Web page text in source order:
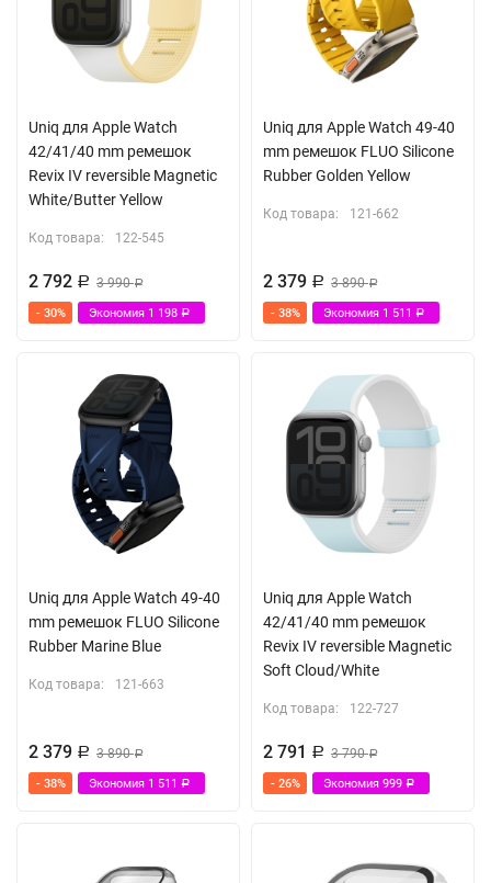
Uniq для Apple Watch
42/41/40 mm ремешок
Revix IV reversible Magnetic
White/Butter Yellow
Код товара: 122-545
2 792 Р 3 990Р
- 30% Экономия 1 198 Р
Uniq для Apple Watch 49-40
mm ремешок FLUO Silicone
Rubber Golden Yellow
Код товара: 121-662
2 379 Р 3 890Р
- 38% Экономия 1 511 Р
Uniq для Apple Watch 49-40
mm ремешок FLUO Silicone
Rubber Marine Blue
Код товара: 121-663
2 379 Р 3 890Р
- 38% Экономия 1 511 Р
Uniq для Apple Watch
42/41/40 mm ремешок
Revix IV reversible Magnetic
Soft Cloud/White
Код товара: 122-727
2 791 Р 3 790Р
- 26% Экономия 999 Р